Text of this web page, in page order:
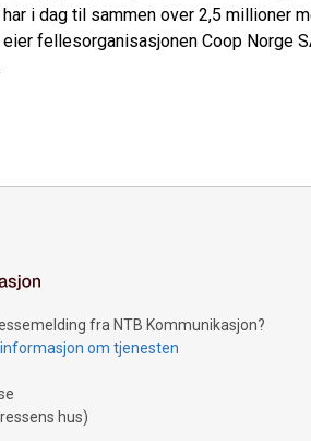
i dag til sammen over 2,5 millioner
fellesorganisasjonen Coop Norge
fra NTB Kommunikasjon?
om tjenesten
hus)